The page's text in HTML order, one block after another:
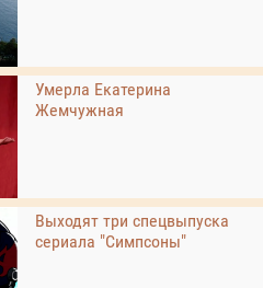
Умерла Екатерина
Жемчужная
Выходят три спецвыпуска
сериала "Симпсоны"